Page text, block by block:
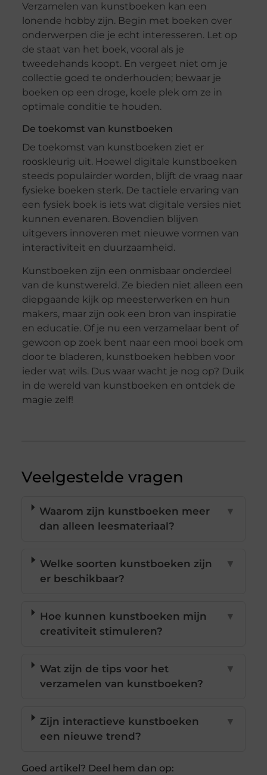
Verzamelen van kunstboeken kan een
lonende hobby zijn. Begin met boeken over
onderwerpen die je echt interesseren. Let op
de staat van het boek, vooral als je
tweedehands koopt. En vergeet niet om je
collectie goed te onderhouden; bewaar je
boeken op een droge, koele plek om ze in
optimale conditie te houden.
De toekomst van kunstboeken
De toekomst van kunstboeken ziet er
rooskleurig uit. Hoewel digitale kunstboeken
steeds populairder worden, blijft de vraag naar
fysieke boeken sterk. De tactiele ervaring van
een fysiek boek is iets wat digitale versies niet
kunnen evenaren. Bovendien blijven
uitgevers innoveren met nieuwe vormen van
interactiviteit en duurzaamheid.
Kunstboeken zijn een onmisbaar onderdeel
van de kunstwereld. Ze bieden niet alleen een
diepgaande kijk op meesterwerken en hun
makers, maar zijn ook een bron van inspiratie
en educatie. Of je nu een verzamelaar bent of
gewoon op zoek bent naar een mooi boek om
door te bladeren, kunstboeken hebben voor
ieder wat wils. Dus waar wacht je nog op? Duik
in de wereld van kunstboeken en ontdek de
magie zelf!
Veelgestelde vragen
Waarom zijn kunstboeken meer
dan alleen leesmateriaal?
▼
Welke soorten kunstboeken zijn
er beschikbaar?
▼
Hoe kunnen kunstboeken mijn
creativiteit stimuleren?
▼
Wat zijn de tips voor het
verzamelen van kunstboeken?
▼
Zijn interactieve kunstboeken
een nieuwe trend?
▼
Goed artikel? Deel hem dan op: